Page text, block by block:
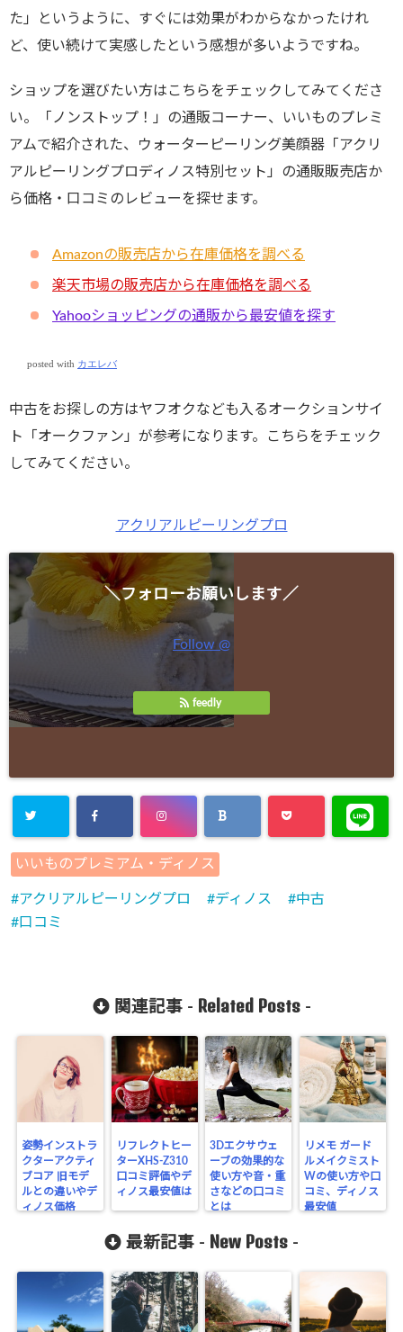
た」というように、すぐには効果がわからなかったけれ
ど、使い続けて実感したという感想が多いようですね。
ショップを選びたい方はこちらをチェックしてみてくださ
い。「ノンストップ！」の通販コーナー、いいものプレミ
アムで紹介された、ウォーターピーリング美顔器「アクリ
アルピーリングプロディノス特別セット」の通販販売店か
ら価格・口コミのレビューを探せます。
Amazonの販売店から在庫価格を調べる
楽天市場の販売店から在庫価格を調べる
Yahooショッピングの通販から最安値を探す
posted with カエレバ
中古をお探しの方はヤフオクなども入るオークションサイ
ト「オークファン」が参考になります。こちらをチェック
してみてください。
アクリアルピーリングプロ
＼フォローお願いします／
Follow @
feedly
いいものプレミアム・ディノス
アクリアルピーリングプロ ディノス
中古
口コミ
関連記事 - Related Posts-
姿勢インストラ
クターアクティ
ブコア 旧モデ
ルとの違いやデ
ィノス価格
リフレクトヒー
ターXHS-Z310
口コミ評価やデ
ィノス最安値は
3Dエクサウェ
ーブの効果的な
使い方や音・重
さなどの口コミ
とは
リメモ ガード
ルメイクミスト
Wの使い方や口
コミ、ディノス
最安値
最新記事 - New Posts -